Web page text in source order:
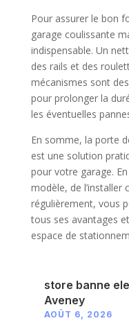
Pour assurer le bon
garage coulissante
indispensable. Un
des rails et des
mécanismes sont
pour prolonger la
les éventuelles
En somme, la porte
est une solution
pour votre garage.
modèle, de l’installer
régulièrement, vous
tous ses avantages
espace de
store banne
Aveney
AOÛT 6, 2026